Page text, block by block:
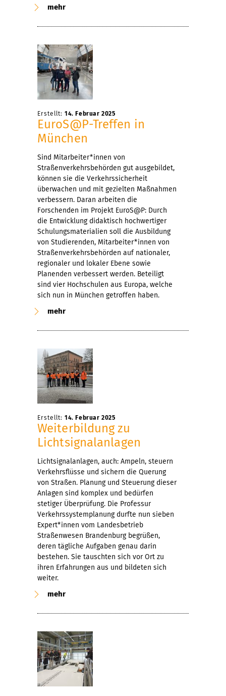
mehr
Erstellt: 14. Februar 2025
EuroS@P-Treffen in
München
Sind Mitarbeiter*innen von
Straßenverkehrsbehörden gut ausgebildet,
können sie die Verkehrssicherheit
überwachen und mit gezielten Maßnahmen
verbessern. Daran arbeiten die
Forschenden im Projekt EuroS@P: Durch
die Entwicklung didaktisch hochwertiger
Schulungsmaterialien soll die Ausbildung
von Studierenden, Mitarbeiter*innen von
Straßenverkehrsbehörden auf nationaler,
regionaler und lokaler Ebene sowie
Planenden verbessert werden. Beteiligt
sind vier Hochschulen aus Europa, welche
sich nun in München getroffen haben.
mehr
Erstellt: 14. Februar 2025
Weiterbildung zu
Lichtsignalanlagen
Lichtsignalanlagen, auch: Ampeln, steuern
Verkehrsflüsse und sichern die Querung
von Straßen. Planung und Steuerung dieser
Anlagen sind komplex und bedürfen
stetiger Überprüfung. Die Professur
Verkehrssystemplanung durfte nun sieben
Expert*innen vom Landesbetrieb
Straßenwesen Brandenburg begrüßen,
deren tägliche Aufgaben genau darin
bestehen. Sie tauschten sich vor Ort zu
ihren Erfahrungen aus und bildeten sich
weiter.
mehr